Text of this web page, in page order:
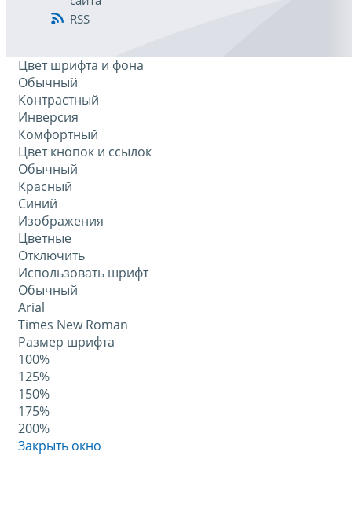
RSS
Цвет шрифта и фона
Обычный
Контрастный
Инверсия
Комфортный
Цвет кнопок и ссылок
Обычный
Красный
Синий
Изображения
Цветные
Отключить
Использовать шрифт
Обычный
Arial
Times New Roman
Размер шрифта
100%
125%
150%
175%
200%
Закрыть окно